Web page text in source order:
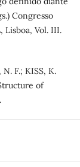
Congresso
Lisboa, Vol. III.
F.; KISS, K.
of